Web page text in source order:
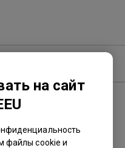
на сайт
файлы cookie и
отсутствуют